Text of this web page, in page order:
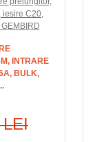
INTRARE
BULK,